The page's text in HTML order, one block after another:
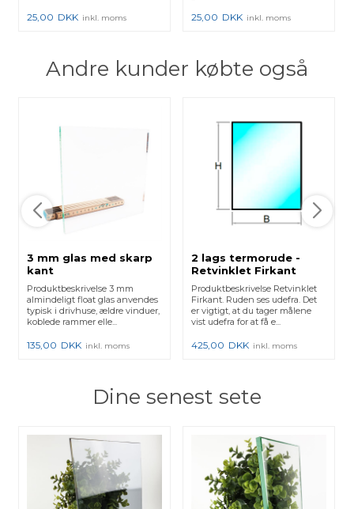
25,00 DKK inkl. moms 25,00 DKK inkl. moms
Andre kunder købte også
3 mm glas med skarp
kant
Produktbeskrivelse 3 mm
almindeligt float glas anvendes
typisk i drivhuse, ældre vinduer,
koblede rammer elle...
135,00 DKK inkl. moms
2 lags termorude -
Retvinklet Firkant
Produktbeskrivelse Retvinklet
Firkant. Ruden ses udefra. Det
er vigtigt, at du tager målene
vist udefra for at få e...
425,00 DKK inkl. moms
Dine senest sete